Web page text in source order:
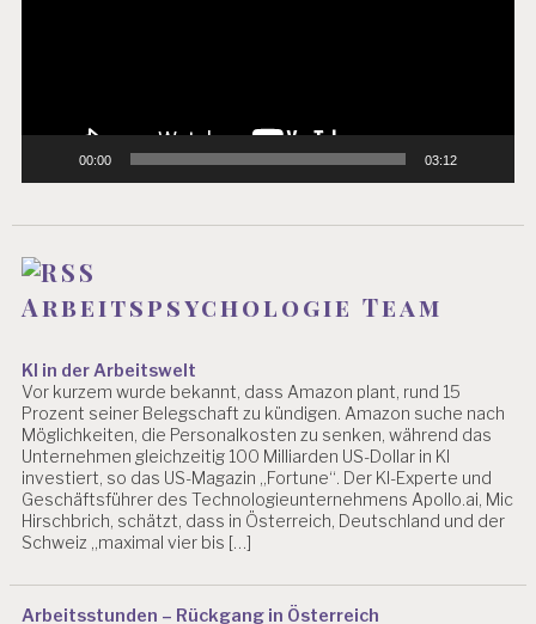
00:00 03:12
Arbeitspsychologie Team
KI in der Arbeitswelt
Vor kurzem wurde bekannt, dass Amazon plant, rund 15
Prozent seiner Belegschaft zu kündigen. Amazon suche nach
Möglichkeiten, die Personalkosten zu senken, während das
Unternehmen gleichzeitig 100 Milliarden US-Dollar in KI
investiert, so das US-Magazin „Fortune“. Der KI-Experte und
Geschäftsführer des Technologieunternehmens Apollo.ai, Mic
Hirschbrich, schätzt, dass in Österreich, Deutschland und der
Schweiz „maximal vier bis […]
Arbeitsstunden – Rückgang in Österreich